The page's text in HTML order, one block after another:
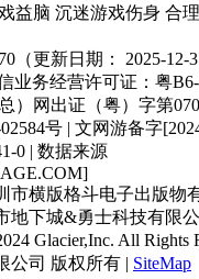
益脑 沉迷游戏伤身 合
（更新日期： 2025-12-
业务经营许可证：粤
）网出证（粤）字第
号 | 文网游备字
0 | 数据来源
市横版格斗电子出版物
地下城&勇士科技有限公
Glacier,Inc. All Rights
公司 版权所有 | SiteMap